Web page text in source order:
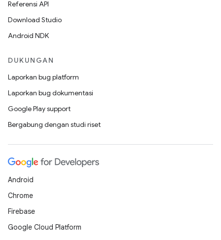
Referensi API
Download Studio
Android NDK
DUKUNGAN
Laporkan bug platform
Laporkan bug dokumentasi
Google Play support
Bergabung dengan studi riset
Android
Chrome
Firebase
Google Cloud Platform